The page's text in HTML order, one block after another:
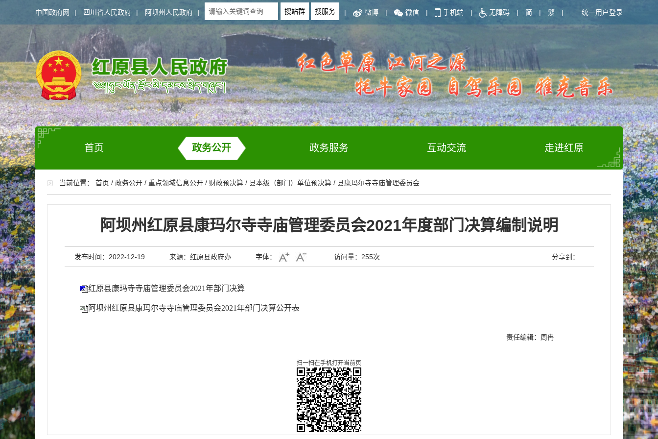
中国政府网 | 四川省人民政府 | 阿坝州人民政府 | | 微博 | 微信 | 手机端 | 无障碍 | 简 | 繁 | 统一用户登录
首页 政务公开 政务服务 互动交流 走进红原
当前位置： 首页 / 政务公开 / 重点领域信息公开 / 财政预决算 / 县本级（部门）单位预决算 / 县康玛尔寺寺庙管理委员会
阿坝州红原县康玛尔寺寺庙管理委员会2021年度部门决算编制说明
发布时间：2022-12-19 来源：红原县政府办 字体： 访问量： 255次 分享到：
红原县康玛寺寺庙管理委员会2021年部门决算
阿坝州红原县康玛尔寺寺庙管理委员会2021年部门决算公开表
责任编辑：周冉
扫一扫在手机打开当前页